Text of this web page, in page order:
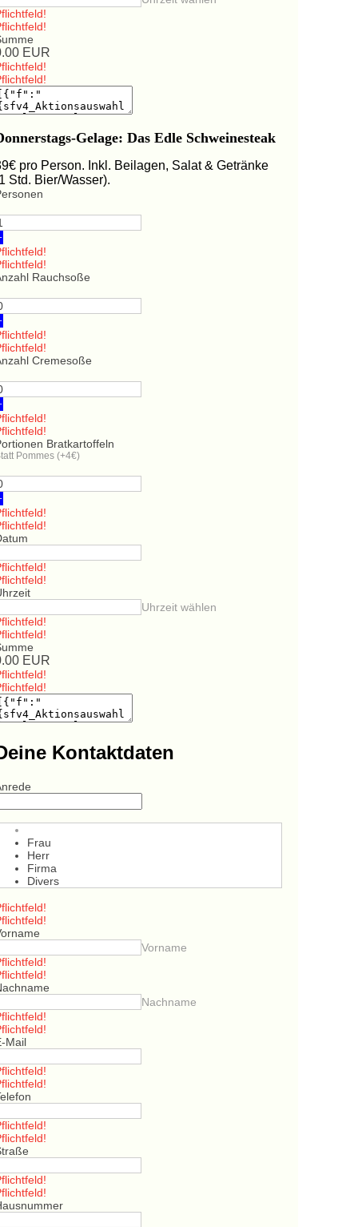
EUR
Gelage: Das Edle Schweinesteak
pro Person. Inkl. Beilagen, Salat & Getränke
Std. Bier/Wasser).
Rauchsoße
Cremesoße
Bratkartoffeln
Pommes (+4€)
Uhrzeit wählen
EUR
Kontaktdaten
Frau
Herr
Firma
Divers
Vorname
Nachname
Mail